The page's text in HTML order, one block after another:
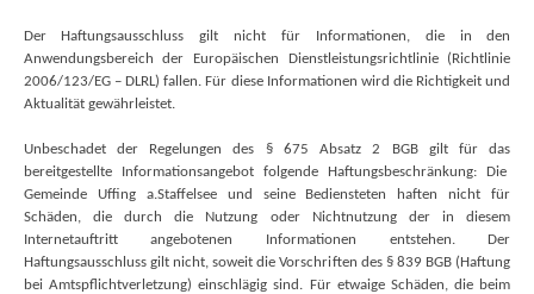
Der Haftungsausschluss gilt nicht für Informationen, die in den
Anwendungsbereich der Europäischen Dienstleistungsrichtlinie (Richtlinie
2006/123/EG – DLRL) fallen. Für diese Informationen wird die Richtigkeit und
Aktualität gewährleistet.
Unbeschadet der Regelungen des § 675 Absatz 2 BGB gilt für das
bereitgestellte Informationsangebot folgende Haftungsbeschränkung: Die
Gemeinde Uffing a.Staffelsee und seine Bediensteten haften nicht für
Schäden, die durch die Nutzung oder Nichtnutzung der in diesem
Internetauftritt angebotenen Informationen entstehen. Der
Haftungsausschluss gilt nicht, soweit die Vorschriften des § 839 BGB (Haftung
bei Amtspflichtverletzung) einschlägig sind. Für etwaige Schäden, die beim